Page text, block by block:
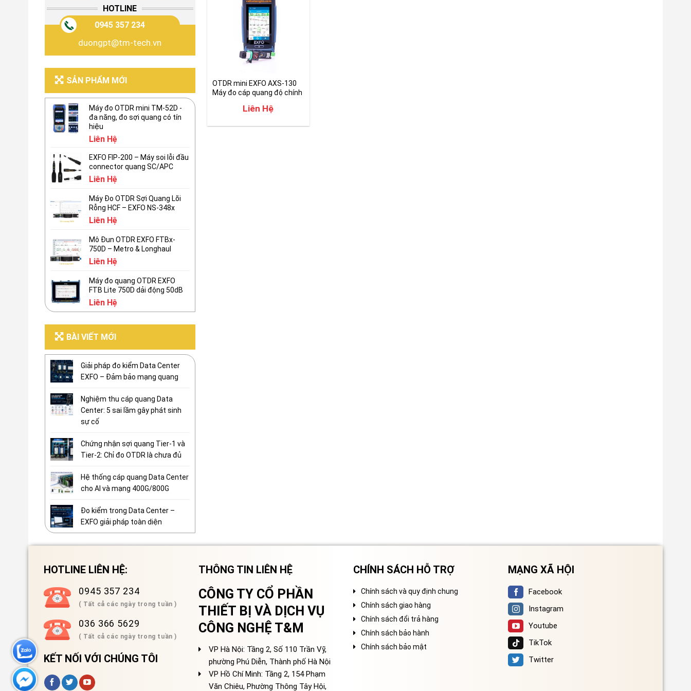
HOTLINE
0945 357 234
duongpt@tm-tech.vn
SẢN PHẨM MỚI
Máy đo OTDR mini TM-52D -
đa năng, đo sợi quang có tín
hiệu
Liên Hệ
EXFO FIP-200 – Máy soi lỗi đầu
connector quang SC/APC
Liên Hệ
Máy Đo OTDR Sợi Quang Lõi
Rỗng HCF – EXFO NS-348x
Liên Hệ
Mô Đun OTDR EXFO FTBx-
750D – Metro & Longhaul
Liên Hệ
Máy đo quang OTDR EXFO
FTB Lite 750D dải động 50dB
Liên Hệ
BÀI VIẾT MỚI
Giải pháp đo kiểm Data Center
EXFO – Đảm bảo mạng quang
Nghiệm thu cáp quang Data
Center: 5 sai lầm gây phát sinh
sự cố
Chứng nhận sợi quang Tier-1 và
Tier-2: Chỉ đo OTDR là chưa đủ
Hệ thống cáp quang Data Center
cho AI và mạng 400G/800G
Đo kiểm trong Data Center –
EXFO giải pháp toàn diện
OTDR mini EXFO AXS-130
Máy đo cáp quang độ chính
Liên Hệ
HOTLINE LIÊN HỆ:
0945 357 234
( Tất cả các ngày trong tuần )
036 366 5629
( Tất cả các ngày trong tuần )
KẾT NỐI VỚI CHÚNG TÔI
THÔNG TIN LIÊN HỆ
CÔNG TY CỔ PHẦN
THIẾT BỊ VÀ DỊCH VỤ
CÔNG NGHỆ T&M
VP Hà Nội: Tầng 2, Số 110 Trần Vỹ,
phường Phú Diễn, Thành phố Hà Nội
VP Hồ Chí Minh: Tầng 2, 154 Phạm
Văn Chiêu, Phường Thông Tây Hội,
CHÍNH SÁCH HỖ TRỢ
Chính sách và quy định chung
Chính sách giao hàng
Chính sách đổi trả hàng
Chính sách bảo hành
Chính sách bảo mật
MẠNG XÃ HỘI
Facebook
Instagram
Youtube
TikTok
Twitter